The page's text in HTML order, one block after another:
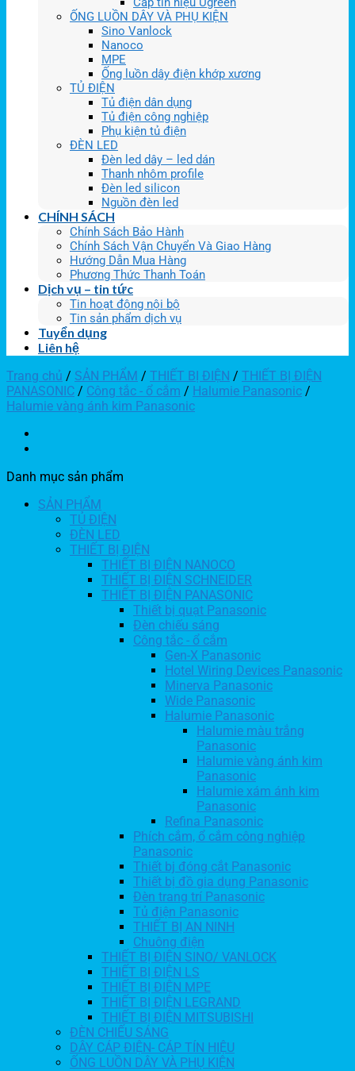
ỐNG LUỒN DÂY VÀ PHỤ KIỆN
Sino Vanlock
Nanoco
MPE
Ống luồn dây điện khớp xương
TỦ ĐIỆN
Tủ điện dân dụng
Tủ điện công nghiệp
Phụ kiện tủ điện
ĐÈN LED
Đèn led dây – led dán
Thanh nhôm profile
Đèn led silicon
Nguồn đèn led
CHÍNH SÁCH
Chính Sách Bảo Hành
Chính Sách Vận Chuyển Và Giao Hàng
Hướng Dẫn Mua Hàng
Phương Thức Thanh Toán
Dịch vụ – tin tức
Tin hoạt động nội bộ
Tin sản phẩm dịch vụ
Tuyển dụng
Liên hệ
Trang chủ / SẢN PHẨM / THIẾT BỊ ĐIỆN / THIẾT BỊ ĐIỆN
PANASONIC / Công tắc - ổ cắm / Halumie Panasonic /
Halumie vàng ánh kim Panasonic
Danh mục sản phẩm
SẢN PHẨM
TỦ ĐIỆN
ĐÈN LED
THIẾT BỊ ĐIỆN
THIẾT BỊ ĐIỆN NANOCO
THIẾT BỊ ĐIỆN SCHNEIDER
THIẾT BỊ ĐIỆN PANASONIC
Thiết bị quạt Panasonic
Đèn chiếu sáng
Công tắc - ổ cắm
Gen-X Panasonic
Hotel Wiring Devices Panasonic
Minerva Panasonic
Wide Panasonic
Halumie Panasonic
Halumie màu trắng
Panasonic
Halumie vàng ánh kim
Panasonic
Halumie xám ánh kim
Panasonic
Refina Panasonic
Phích cắm, ổ cắm công nghiệp
Panasonic
Thiết bj đóng cắt Panasonic
Thiết bị đồ gia dụng Panasonic
Đèn trang trí Panasonic
Tủ điện Panasonic
THIẾT BỊ AN NINH
Chuông điện
THIẾT BỊ ĐIỆN SINO/ VANLOCK
THIẾT BỊ ĐIỆN LS
THIẾT BỊ ĐIỆN MPE
THIẾT BỊ ĐIỆN LEGRAND
THIẾT BỊ ĐIỆN MITSUBISHI
ĐÈN CHIẾU SÁNG
DÂY CÁP ĐIỆN- CÁP TÍN HIỆU
ỐNG LUỒN DÂY VÀ PHỤ KIỆN